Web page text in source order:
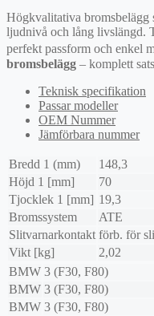
Högkvalitativa bromsbelägg
ljudnivå och lång livslängd.
perfekt passform och enkel
bromsbelägg – komplett
Teknisk specifikation
Passar modeller
OEM Nummer
Jämförbara nummer
Bredd 1 (mm)
148,3
Höjd 1 [mm]
70
Tjocklek 1 [mm] 19,3
Bromssystem
ATE
Slitvarnarkontakt förb. för
Vikt [kg]
2,02
BMW 3 (F30, F80)
BMW 3 (F30, F80)
BMW 3 (F30, F80)